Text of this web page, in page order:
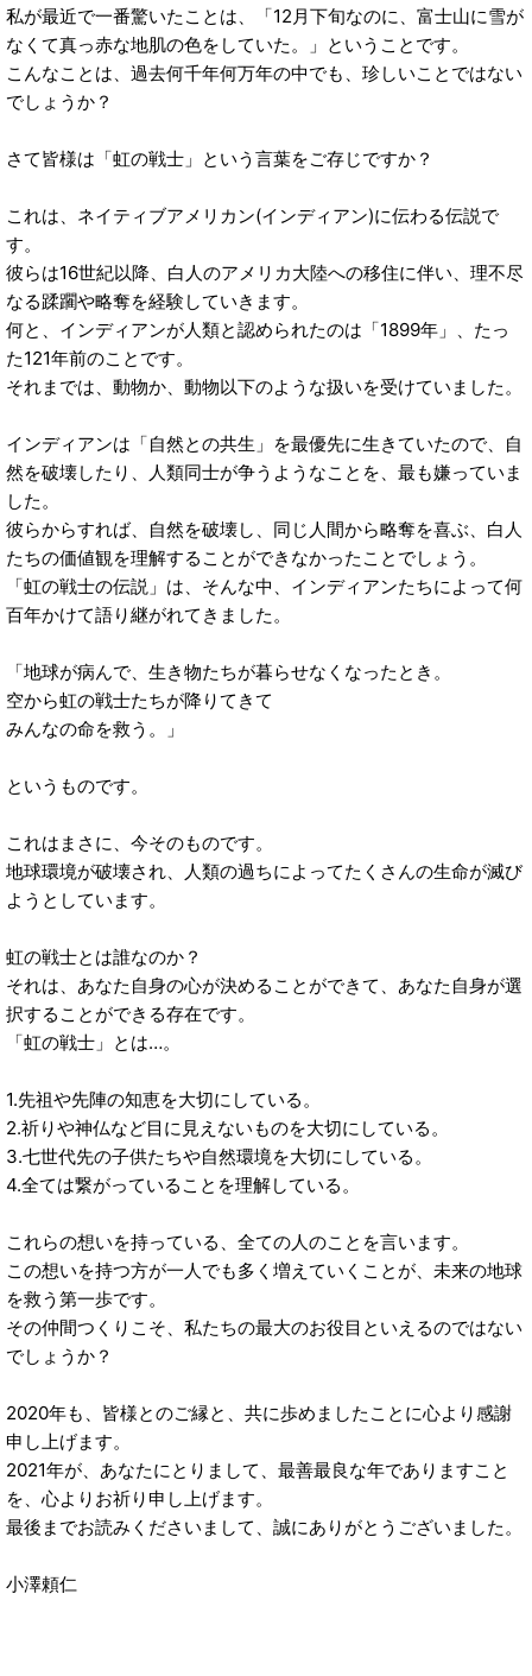
私が最近で一番驚いたことは、「12月下旬なのに、富士山に雪が
なくて真っ赤な地肌の色をしていた。」ということです。
こんなことは、過去何千年何万年の中でも、珍しいことではない
でしょうか？
さて皆様は「虹の戦士」という言葉をご存じですか？
これは、ネイティブアメリカン(インディアン)に伝わる伝説で
す。
彼らは16世紀以降、白人のアメリカ大陸への移住に伴い、理不尽
なる蹂躙や略奪を経験していきます。
何と、インディアンが人類と認められたのは「1899年」、たっ
た121年前のことです。
それまでは、動物か、動物以下のような扱いを受けていました。
インディアンは「自然との共生」を最優先に生きていたので、自
然を破壊したり、人類同士が争うようなことを、最も嫌っていま
した。
彼らからすれば、自然を破壊し、同じ人間から略奪を喜ぶ、白人
たちの価値観を理解することができなかったことでしょう。
「虹の戦士の伝説」は、そんな中、インディアンたちによって何
百年かけて語り継がれてきました。
「地球が病んで、生き物たちが暮らせなくなったとき。
空から虹の戦士たちが降りてきて
みんなの命を救う。」
というものです。
これはまさに、今そのものです。
地球環境が破壊され、人類の過ちによってたくさんの生命が滅び
ようとしています。
虹の戦士とは誰なのか？
それは、あなた自身の心が決めることができて、あなた自身が選
択することができる存在です。
「虹の戦士」とは…。
1.先祖や先陣の知恵を大切にしている。
2.祈りや神仏など目に見えないものを大切にしている。
3.七世代先の子供たちや自然環境を大切にしている。
4.全ては繋がっていることを理解している。
これらの想いを持っている、全ての人のことを言います。
この想いを持つ方が一人でも多く増えていくことが、未来の地球
を救う第一歩です。
その仲間つくりこそ、私たちの最大のお役目といえるのではない
でしょうか？
2020年も、皆様とのご縁と、共に歩めましたことに心より感謝
申し上げます。
2021年が、あなたにとりまして、最善最良な年でありますこと
を、心よりお祈り申し上げます。
最後までお読みくださいまして、誠にありがとうございました。
小澤頼仁